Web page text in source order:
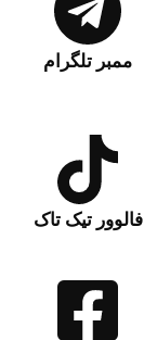
ممبر تلگرام
فالوور تیک تاک